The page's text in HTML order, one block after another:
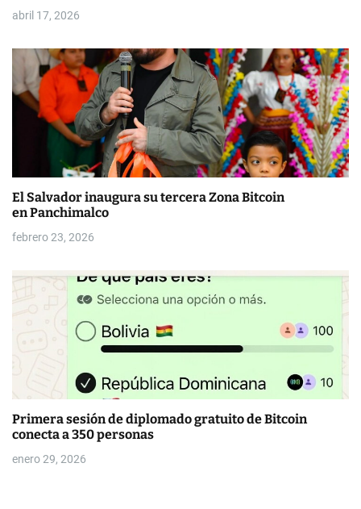
d
a
s
abril 17, 2026
El Salvador inaugura su tercera Zona Bitcoin
en Panchimalco
febrero 23, 2026
Primera sesión de diplomado gratuito de Bitcoin
conecta a 350 personas
enero 29, 2026